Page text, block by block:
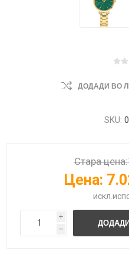
ДОДАДИ ВО
SKU:
Стара цена:
Цена:
искл.
i
h